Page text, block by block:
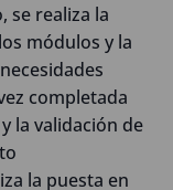
se realiza la
módulos y la
completada
la validación de
la puesta en